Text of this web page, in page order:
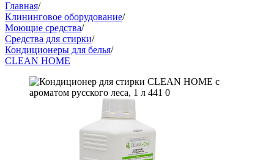
Главная/
Клининговое оборудование/
Моющие средства/
Средства для стирки/
Кондиционеры для белья/
CLEAN HOME